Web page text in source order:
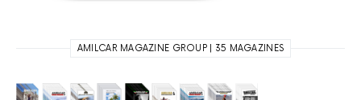
AMILCAR MAGAZINE GROUP | 35 MAGAZINES